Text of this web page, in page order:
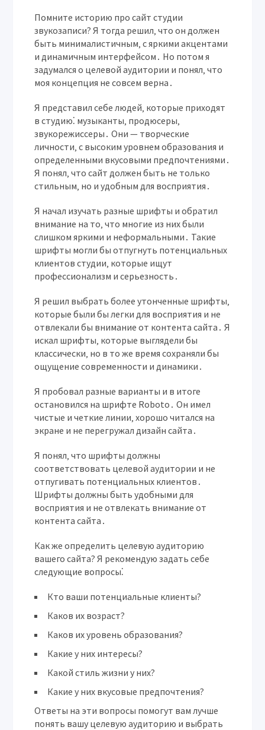
Помните историю про сайт студии
звукозаписи? Я тогда решил‚ что он должен
быть минималистичным‚ с яркими акцентами
и динамичным интерфейсом․ Но потом я
задумался о целевой аудитории и понял‚ что
моя концепция не совсем верна․
Я представил себе людей‚ которые приходят
в студию⁚ музыканты‚ продюсеры‚
звукорежиссеры․ Они — творческие
личности‚ с высоким уровнем образования и
определенными вкусовыми предпочтениями․
Я понял‚ что сайт должен быть не только
стильным‚ но и удобным для восприятия․
Я начал изучать разные шрифты и обратил
внимание на то‚ что многие из них были
слишком яркими и неформальными․ Такие
шрифты могли бы отпугнуть потенциальных
клиентов студии‚ которые ищут
профессионализм и серьезность․
Я решил выбрать более утонченные шрифты‚
которые были бы легки для восприятия и не
отвлекали бы внимание от контента сайта․ Я
искал шрифты‚ которые выглядели бы
классически‚ но в то же время сохраняли бы
ощущение современности и динамики․
Я пробовал разные варианты и в итоге
остановился на шрифте Roboto․ Он имел
чистые и четкие линии‚ хорошо читался на
экране и не перегружал дизайн сайта․
Я понял‚ что шрифты должны
соответствовать целевой аудитории и не
отпугивать потенциальных клиентов․
Шрифты должны быть удобными для
восприятия и не отвлекать внимание от
контента сайта․
Как же определить целевую аудиторию
вашего сайта? Я рекомендую задать себе
следующие вопросы⁚
Кто ваши потенциальные клиенты?
Каков их возраст?
Каков их уровень образования?
Какие у них интересы?
Какой стиль жизни у них?
Какие у них вкусовые предпочтения?
Ответы на эти вопросы помогут вам лучше
понять вашу целевую аудиторию и выбрать